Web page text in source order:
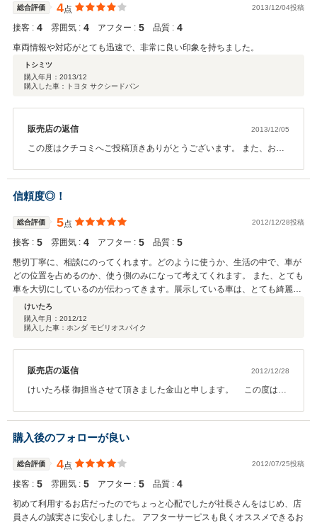
総合評価 4点 2013/12/04投稿
接客 : 4 雰囲気 : 4 アフター : 5 品質 : 4
車両情報や対応がとても迅速で、非常に良い印象を持ちました。
トシミツ
購入年月： 2013/12
購入した車：トヨタ サクシードバン
販売店の返信 2013/12/05
この度はクチコミへご投稿頂きありがとうございます。 また、お買
くお願い致します。
信頼度◎！
総合評価 5点 2012/12/28投稿
接客 : 5 雰囲気 : 4 アフター : 5 品質 : 5
懇切丁寧に、相談にのってくれます。どのように使うか、生活の中で、車が
どの位置を占めるのか、使う側のみになって考えてくれます。 また、とても
車を大切にしているのが伝わってきます。展示している車は、とても綺麗に
整備されており、店員さんも、とても車が好きなんだなと感じました。 ２回
売って、２回買っていますが、今回は、８件回って、やっぱり高橋でした。
けいたろ
購入年月： 2012/12
購入した車：ホンダ モビリオスパイク
販売店の返信 2012/12/28
けいたろ様 御担当させて頂きました金山と申します。 この度は、
して、ありがとうございます！ 総合評価・五ツ星に恥じぬようなに
アフターサービスを全力投球でさせて頂き今後とも御用命頂ける様
に全スタッフで取り組みさせて貰います。
購入後のフォローが良い
総合評価 4点 2012/07/25投稿
接客 : 5 雰囲気 : 5 アフター : 5 品質 : 4
初めて利用するお店だったのでちょっと心配でしたが社長さんをはじめ、店
員さんの誠実さに安心しました。 アフターサーピスも良くオススメできるお